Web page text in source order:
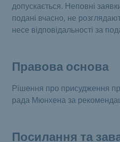
допускається. Неповні
подані вчасно, не
несе відповідальності за
Правова основа
Рішення про присудження
рада Мюнхена за
Посилання та